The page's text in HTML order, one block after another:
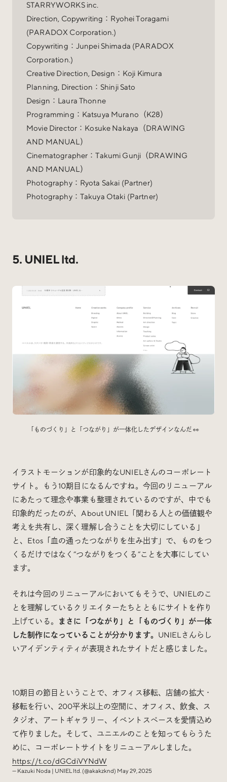
STARRYWORKS inc.
Direction, Copywriting：Ryohei Toragami
(PARADOX Corporation.)
Copywriting：Junpei Shimada (PARADOX
Corporation.)
Creative Direction, Design：Koji Kimura
Planning, Direction：Shinji Sato
Design：Laura Thonne
Programming：Katsuya Murano（K28）
Movie Director：Kosuke Nakaya（DRAWING
AND MANUAL）
Cinematographer：Takumi Gunji（DRAWING
AND MANUAL）
Photography：Ryota Sakai (Partner)
Photography：Takuya Otaki (Partner)
5. UNIEL ltd.
「ものづくり」と「つながり」が一体化したデザインなんだ 👀
イラストモーションが印象的なUNIELさんのコーポレート
サイト。もう10期目になるんですね。今回のリニューアル
にあたって理念や事業も整理されているのですが、中でも
印象的だったのが、About UNIEL「関わる人との価値観や
考えを共有し、深く理解し合うことを大切にしている」
と、Etos「血の通ったつながりを生み出す」で、ものをつ
くるだけではなく”つながりをつくる”ことを大事にしてい
ます。
それは今回のリニューアルにおいてもそうで、UNIELのこ
とを理解しているクリエイターたちとともにサイトを作り
上げている。
まさに「つながり」と「ものづくり」が一体
した制作になっていることが分かります。 UNIELさんらし
いアイデンティティが表現されたサイトだと感じました。
10期目の節目ということで、オフィス移転、店舗の拡大・
移転を行い、200平米以上の空間に、オフィス、飲食、ス
タジオ、アートギャラリー、イベントスペースを愛情込め
て作りました。そして、ユニエルのことを知ってもらうた
めに、コーポレートサイトをリニューアルしました。
https://t.co/dGCdiVYNdW
— Kazuki Noda | UNIEL ltd. (@akakzknd) May 29, 2025